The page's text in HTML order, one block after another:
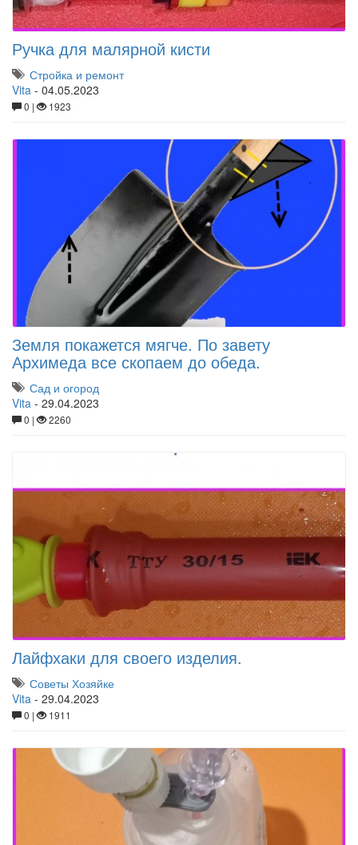
Ручка для малярной кисти
Стройка и ремонт
Vita - 04.05.2023
0 | 1923
Земля покажется мягче. По завету
Архимеда все скопаем до обеда.
Сад и огород
Vita - 29.04.2023
0 | 2260
Лайфхаки для своего изделия.
Советы Хозяйке
Vita - 29.04.2023
0 | 1911